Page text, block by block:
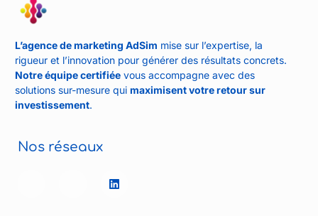
L’agence de marketing AdSim mise sur l’expertise, la
rigueur et l’innovation pour générer des résultats concrets.
Notre équipe certifiée vous accompagne avec des
solutions sur-mesure qui maximisent votre retour sur
investissement.
Nos réseaux